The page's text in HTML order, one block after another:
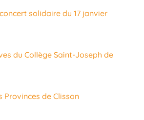
solidaire du 17 janvier
du Collège Saint-Joseph de
Provinces de Clisson